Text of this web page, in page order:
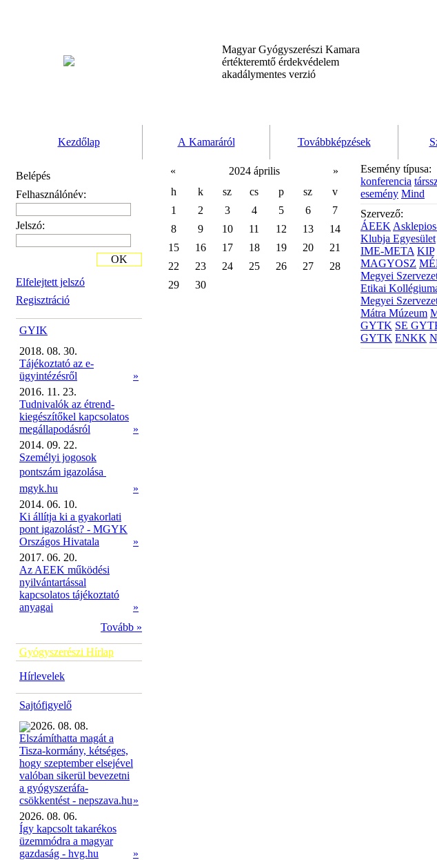
Magyar Gyógyszerészi Kamara
értékteremtő érdekvédelem
akadálymentes verzió
Kezdőlap A Kamaráról Továbbképzések
Belépés
Felhasználónév:
Jelszó:
Elfelejtett jelszó
Regisztráció
OK
GYIK
2018. 08. 30.
Tájékoztató az e-
ügyintézésről
»
2016. 11. 23.
Tudnivalók az étrend-
kiegészítőkel kapcsolatos
megállapodásról
»
2014. 09. 22.
Személyi jogosok
pontszám igazolása 
mgyk.hu
»
2014. 06. 10.
Ki állítja ki a gyakorlati
pont igazolást? - MGYK
Országos Hivatala
»
2017. 06. 20.
Az AEEK működési
nyilvántartással
kapcsolatos tájékoztató
anyagai
»
Tovább »
Gyógyszerészi Hírlap
Hírlevelek
Sajtófigyelő
2026. 08. 08.
Elszámíthatta magát a
Tisza-kormány, kétséges,
hogy szeptember elsejével
valóban sikerül bevezetni
a gyógyszeráfa-
csökkentést - nepszava.hu»
2026. 08. 06.
Így kapcsolt takarékos
üzemmódra a magyar
gazdaság - hvg.hu
»
« 2024 április
»
h
k sz cs p sz
v
1
2 3 4 5 6
7
8
9 10 11 12 13
14
15
16 17 18 19 20
21
22
23 24 25 26 27
28
29
30
Esemény típusa:
konferencia
esemény Mind
Szervező:
ÁEEK
Klubja Egyesület
IME-META KIP
MAGYOSZ
Megyei
Etikai
Megyei
Mátra Múzeum
GYTK SE
GYTK ENKK